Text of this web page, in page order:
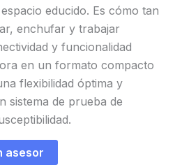
educido. Es cómo tan
enchufar y trabajar
y funcionalidad
en un formato compacto
flexibilidad óptima y
sistema de prueba de
asesor